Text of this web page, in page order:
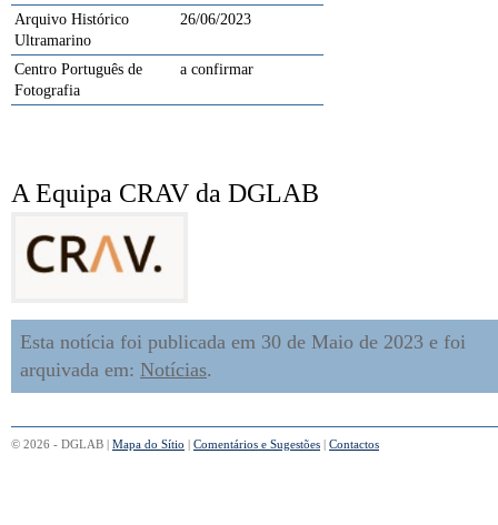
Arquivo Histórico
Ultramarino
26/06/2023
Centro Português de
Fotografia
a confirmar
A Equipa CRAV da DGLAB
Esta notícia foi publicada em 30 de Maio de 2023 e foi
arquivada em: Notícias.
© 2026 - DGLAB | Mapa do Sítio | Comentários e Sugestões | Contactos